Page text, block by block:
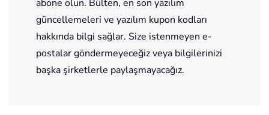
abone olun. Bülten, en son yazılım
güncellemeleri ve yazılım kupon kodları
hakkında bilgi sağlar. Size istenmeyen e-
postalar göndermeyeceğiz veya bilgilerinizi
başka şirketlerle paylaşmayacağız.